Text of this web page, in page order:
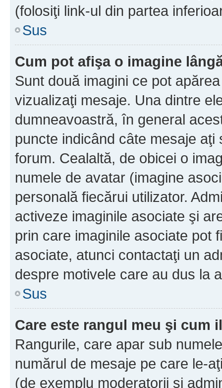
(folosiţi link-ul din partea
Sus
Cum pot afişa o imagine
Sunt două imagini ce pot
vizualizaţi mesaje. Una dintre
dumneavoastră, în general
puncte indicând câte mesaje
forum. Cealaltă, de obicei o
numele de avatar (imagine
personală fiecărui utilizator.
activeze imaginile asociate şi
prin care imaginile asociate pot
asociate, atunci contactaţi un
despre motivele care au dus la
Sus
Care este rangul meu şi cum
Rangurile, care apar sub
numărul de mesaje pe care le-
(de exemplu moderatorii şi